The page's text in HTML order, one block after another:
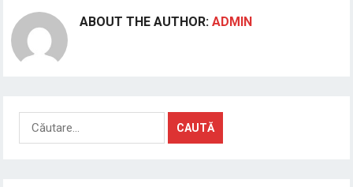
ABOUT THE AUTHOR:ADMIN
Caută
după: